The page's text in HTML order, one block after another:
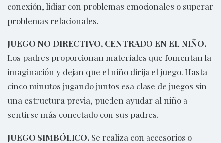
conexión, lidiar con problemas emocionales o superar
problemas relacionales.
JUEGO NO DIRECTIVO, CENTRADO EN EL NIÑO.
Los padres proporcionan materiales que fomentan la
imaginación y dejan que el niño dirija el juego. Hasta
cinco minutos jugando juntos esa clase de juegos sin
una estructura previa, pueden ayudar al niño a
sentirse más conectado con sus padres.
JUEGO SIMBÓLICO. Se realiza con accesorios o